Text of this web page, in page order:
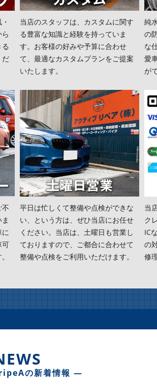
だ
当店のスタッフは、カスタムに関す
る豊富な知識と経験を持っていま
す。お客様の好みや予算に合わせ
て、最適なカスタムプランをご提案
いたします。
純
の
な
愛
が
可
平日は忙しくて整備や点検ができな
い、という方は、ぜひ当店にお任せ
ください。当店は、土曜日も営業し
ておりますので、ご都合に合わせて
整備や点検をご利用いただけます。
当
ク
IC
の
修
の新着情報 ―